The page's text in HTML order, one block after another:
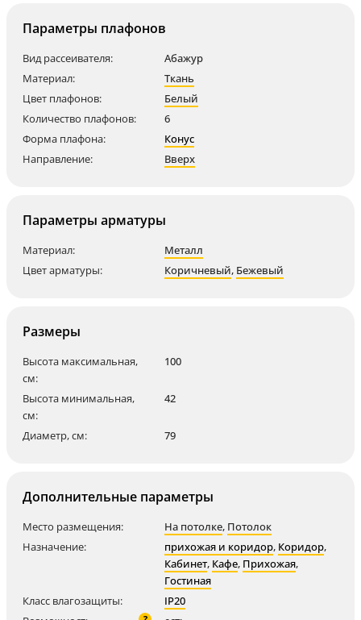
Параметры плафонов
Вид рассеивателя:
Абажур
Материал:
Ткань
Цвет плафонов:
Белый
Количество плафонов:
6
Форма плафона:
Конус
Направление:
Вверх
Параметры арматуры
Материал:
Металл
Цвет арматуры:
Коричневый, Бежевый
Размеры
Высота максимальная,
см:
100
Высота минимальная,
см:
42
Диаметр, см: 79
Дополнительные параметры
Место размещения: На потолке, Потолок
Назначение:
прихожая и коридор, Коридор,
Кабинет, Кафе, Прихожая,
Гостиная
Класс влагозащиты:
IP20